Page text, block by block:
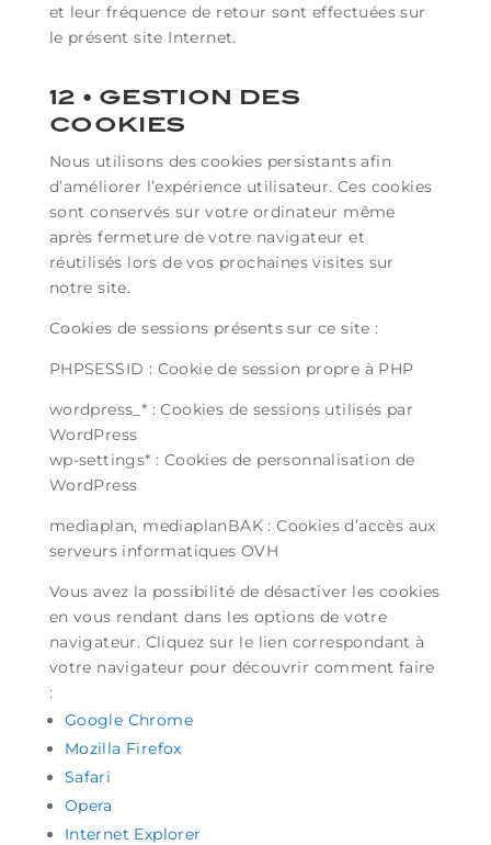
et leur fréquence de retour sont effectuées sur
le présent site Internet.
12 • GESTION DES
COOKIES
Nous utilisons des cookies persistants afin
d’améliorer l’expérience utilisateur. Ces cookies
sont conservés sur votre ordinateur même
après fermeture de votre navigateur et
réutilisés lors de vos prochaines visites sur
notre site.
Cookies de sessions présents sur ce site :
PHPSESSID : Cookie de session propre à PHP
wordpress_* : Cookies de sessions utilisés par
WordPress
wp-settings* : Cookies de personnalisation de
WordPress
mediaplan, mediaplanBAK : Cookies d’accès aux
serveurs informatiques OVH
Vous avez la possibilité de désactiver les cookies
en vous rendant dans les options de votre
navigateur. Cliquez sur le lien correspondant à
votre navigateur pour découvrir comment faire
:
Google Chrome
Mozilla Firefox
Safari
Opera
Internet Explorer